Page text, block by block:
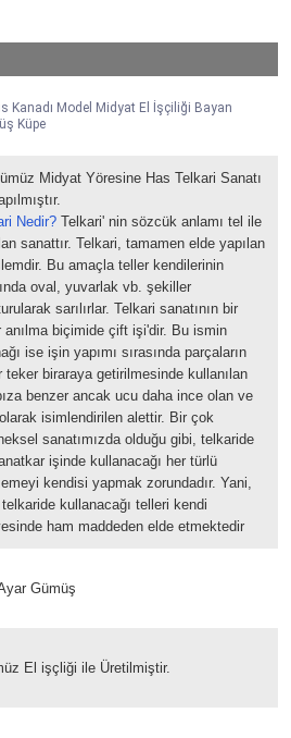
Kanadı Model Midyat El İşçiliği Bayan
Küpe
Midyat Yöresine Has Telkari Sanatı
Nedir? Telkari' nin sözcük anlamı tel ile
sanattır. Telkari, tamamen elde yapılan
Bu amaçla teller kendilerinin
oval, yuvarlak vb. şekiller
sarılırlar. Telkari sanatının bir
anılma biçimide çift işi'dir. Bu ismin
ise işin yapımı sırasında parçaların
teker biraraya getirilmesinde kullanılan
benzer ancak ucu daha ince olan ve
isimlendirilen alettir. Bir çok
sanatımızda olduğu gibi, telkaride
işinde kullanacağı her türlü
kendisi yapmak zorundadır. Yani,
kullanacağı telleri kendi
ham maddeden elde etmektedir
Gümüş
El işçliği ile Üretilmiştir.